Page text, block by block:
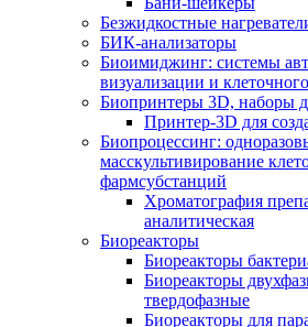
Безжидкостные
БИК-анализаторы
Биоимиджинг: системы
визуализации и
Биопринтеры 3D, наборы
Принтер-3D для
Биопроцессинг:
масскультивирование
фармсубстанций
Хроматография
аналитическая
Биореакторы
Биореакторы
Биореакторы
твердофазные
Биореакторы для